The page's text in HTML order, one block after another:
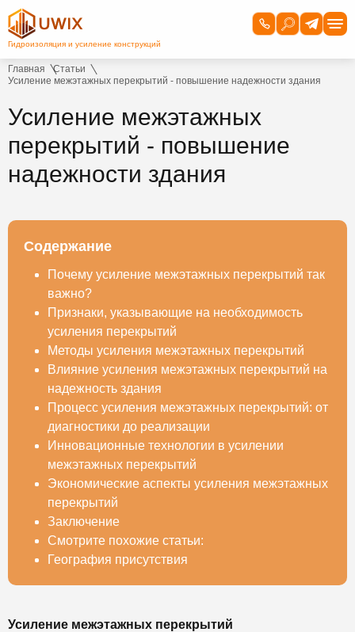
Главная
Статьи
Усиление межэтажных перекрытий - повышение надежности здания
Усиление межэтажных
перекрытий - повышение
надежности здания
Содержание
Почему усиление межэтажных перекрытий так
важно?
Признаки, указывающие на необходимость
усиления перекрытий
Методы усиления межэтажных перекрытий
Влияние усиления межэтажных перекрытий на
надежность здания
Процесс усиления межэтажных перекрытий: от
диагностики до реализации
Инновационные технологии в усилении
межэтажных перекрытий
Экономические аспекты усиления межэтажных
перекрытий
Заключение
Смотрите похожие статьи:
География присутствия
Усиление межэтажных перекрытий